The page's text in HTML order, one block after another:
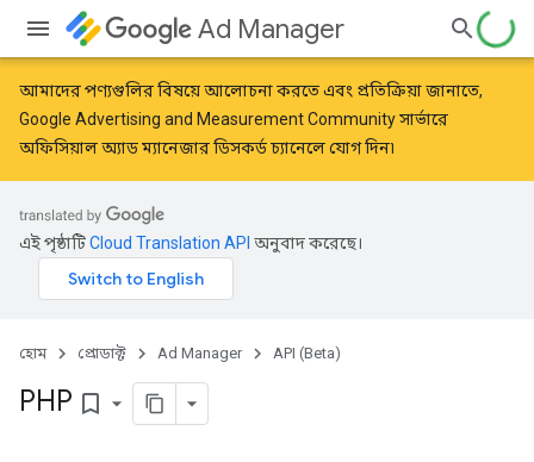
Ad Manager
আমাদের পণ্যগুলির বিষয়ে আলোচনা করতে এবং প্রতিক্রিয়া জানাতে,
Google Advertising and Measurement Communityসার্ভারে
অফিসিয়াল অ্যাড ম্যানেজার ডিসকর্ড চ্যানেলে যোগ দিন৷
এই পৃষ্ঠাটিCloud Translation API অনুবাদ করেছে।
হোম প্রোডাক্ট Ad Manager API (Beta)
PHP bookmark_border